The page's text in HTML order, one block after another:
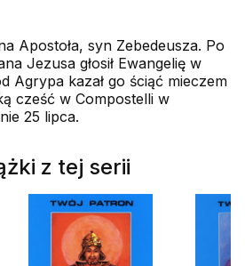
Apostoła, syn Zebedeusza. Po
Jezusa głosił Ewangelię w
Agrypa kazał go ściąć mieczem
cześć w Compostelli w
25 lipca.
z tej serii